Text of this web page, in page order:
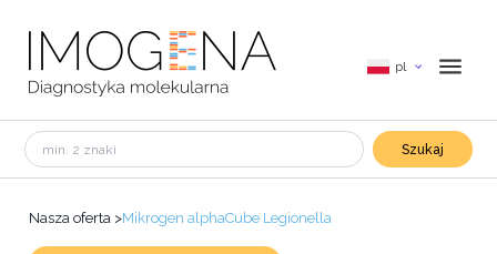
pl
Szukaj
Nasza oferta >Mikrogen alphaCube Legionella